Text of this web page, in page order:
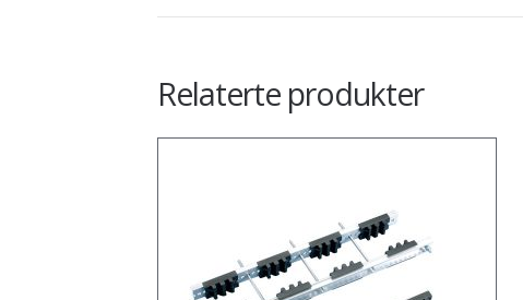
Relaterte produkter